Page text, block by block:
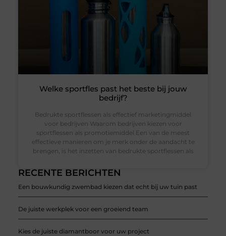
RECENTE BERICHTEN
Een bouwkundig zwembad kiezen dat echt bij uw tuin past
De juiste werkplek voor een groeiend team
Kies de juiste diamantboor voor uw project
Welke sportfles past het beste bij jouw
bedrijf?
Bedrukte sportflessen als effectief marketingmiddel
voor bedrijven Waarom bedrijven kiezen voor
sportflessen als promotiemiddel Een van de meest
effectieve manieren om je merk onder de aandacht te
brengen, is het inzetten van bedrukte sportflessen als